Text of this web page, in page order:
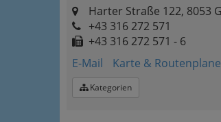
Harter Straße 122, 8053
+43 316 272 571
+43 316 272 571 - 6
E-Mail
Karte &
Kategorien